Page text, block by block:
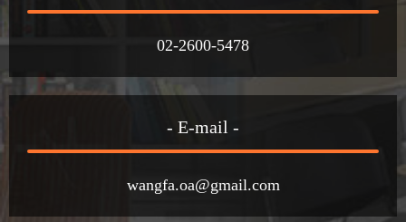
02-2600-5478
- E-mail -
wangfa.oa@gmail.com